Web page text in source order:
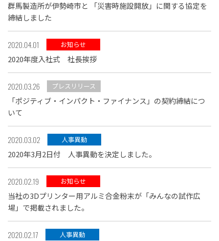
群馬製造所が伊勢崎市と 「災害時施設開放」に関する協定を
締結しました
2020.04.01 お知らせ
2020年度入社式 社長挨拶
2020.03.26 プレスリリース
「ポジティブ・インパクト・ファイナンス」の契約締結につ
いて
2020.03.02 人事異動
2020年3月2日付 人事異動を決定しました。
2020.02.19 お知らせ
当社の3Dプリンター用アルミ合金粉末が「みんなの試作広
場」で掲載されました。
2020.02.17 人事異動